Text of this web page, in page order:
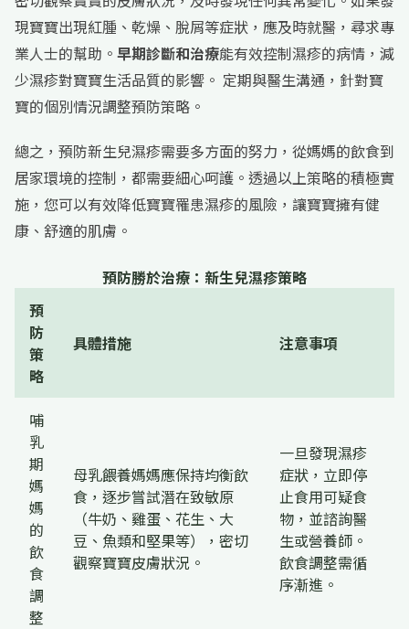
現寶寶出現紅腫、乾燥、脫屑等症狀，應及時就醫，尋求專
業人士的幫助。 早期診斷和治療能有效控制濕疹的病情，減
少濕疹對寶寶生活品質的影響。 定期與醫生溝通，針對寶
寶的個別情況調整預防策略。
總之，預防新生兒濕疹需要多方面的努力，從媽媽的飲食到
居家環境的控制，都需要細心呵護。透過以上策略的積極實
施，您可以有效降低寶寶罹患濕疹的風險，讓寶寶擁有健
康、舒適的肌膚。
預防勝於治療：新生兒濕疹策略
預
防
策
略
具體措施 注意事項
哺
乳
期
媽
媽
的
飲
食
調
整
母乳餵養媽媽應保持均衡飲
食，逐步嘗試潛在致敏原
（牛奶、雞蛋、花生、大
豆、魚類和堅果等），密切
觀察寶寶皮膚狀況。
一旦發現濕疹
症狀，立即停
止食用可疑食
物，並諮詢醫
生或營養師。
飲食調整需循
序漸進。